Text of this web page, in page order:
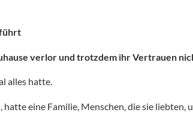
verlor und trotzdem ihr Vertrauen
alles hatte.
hatte eine Familie, Menschen, die sie